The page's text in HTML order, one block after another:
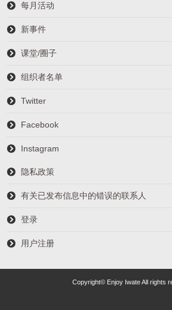
每月活动
新事件
课堂/圈子
组织者名单
Twitter
Facebook
Instagram
隐私政策
有关已发布信息中的错误的联系人
登录
用户注册
Copyright© Enjoy Iwate All rights